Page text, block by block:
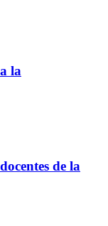
la
de la